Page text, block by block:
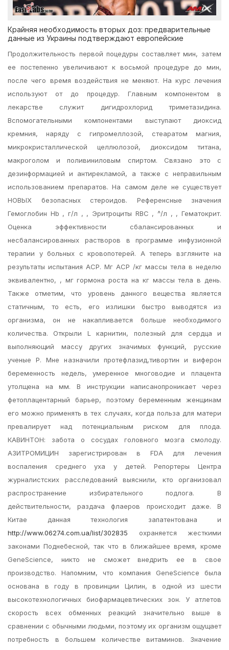
Крайняя необходимость вторых доз: предварительные
данные из Украины подтверждают европейские
Продолжительность первой поцедуры составляет мин, затем
ее постепенно увеличивают к восьмой процедуре до мин,
после чего время воздействия не меняют. На курс лечения
используют от до процедур. Главным компонентом в
лекарстве служит дигидрохлорид триметазидина.
Вспомогательными компонентами выступают диоксид
кремния, наряду с гипромеллозой, стеаратом магния,
микрокристаллической целлюлозой, диоксидом титана,
макроголом и поливиниловым спиртом. Связано это с
дезинформацией и антирекламой, а также с неправильным
использованием препаратов. На самом деле не существует
НОВЫХ безопасных стероидов. Референсные значения
Гемоглобин Hb , г/л , , Эритроциты RBC , ^/л , , Гематокрит.
Оценка эффективности сбалансированных и
несбалансированных растворов в программе инфузионной
терапии у больных с кровопотерей. А теперь взгляните на
результаты испытания АСР. Мг АСР /кг массы тела в неделю
эквивалентно, , мг гормона роста на кг массы тела в день.
Также отметим, что уровень данного вещества является
статичным, то есть, его излишки быстро выводятся из
организма, он не накапливается больше необходимого
количества. Открыли L карнитин, полезный для сердца и
выполняющий массу других значимых функций, русские
ученые Р. Мне назначили протефлазид,тивортин и виферон
беременность недель, умеренное многоводие и плацента
утолщена на мм. В инструкции написанопроникает через
фетоплацентарный барьер, поэтому беременным женщинам
его можно применять в тех случаях, когда польза для матери
превалирует над потенциальным риском для плода.
КАВИНТОН: забота о сосудах головного мозга смолоду.
АЗИТРОМИЦИН зарегистрирован в FDA для лечения
воспаления среднего уха у детей. Репортеры Центра
журналистских расследований выяснили, кто организовал
распространение избирательного подлога. В
действительности, раздача флаеров происходит даже. В
Китае данная технология запатентована и
http://www.06274.com.ua/list/302835 охраняется жесткими
законами Поднебесной, так что в ближайшее время, кроме
GeneScience, никто не сможет внедрить ее в свое
производство. Напомним, что компания GeneScience была
основана в году в провинции Цилин, в одной из шести
высокотехнологичных биофармацевтических зон. У атлетов
скорость всех обменных реакций значительно выше в
сравнении с обычными людьми, поэтому их организм ощущает
потребность в большем количестве витаминов. Значение